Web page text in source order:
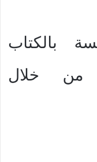
بالكتاب
من خلال